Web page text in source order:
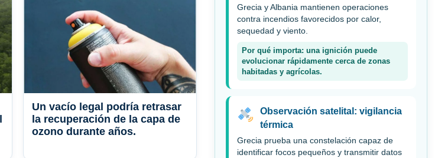
Un vacío legal podría retrasar
la recuperación de la capa de
ozono durante años.
Grecia y Albania mantienen operaciones
contra incendios favorecidos por calor,
sequedad y viento.
Por qué importa: una ignición puede
evolucionar rápidamente cerca de zonas
habitadas y agrícolas.
Observación satelital: vigilancia
térmica
Grecia prueba una constelación capaz de
identificar focos pequeños y transmitir datos